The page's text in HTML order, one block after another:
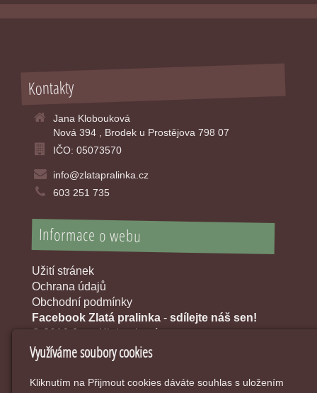
Kontakty
Jana Klobouková
Nová 394 , Brodek u Prostějova 798 07
IČO: 05073570
info@zlatapralinka.cz
603 251 735
Informace o webu
Užití stránek
Ochrana údajů
Obchodní podmínky
Facebook Zlatá pralinka - sdílejte náš sen!
© 2016 Jana Klobouková
Využíváme soubory cookies
Kliknutím na Přijmout cookies dáváte souhlas s uložením